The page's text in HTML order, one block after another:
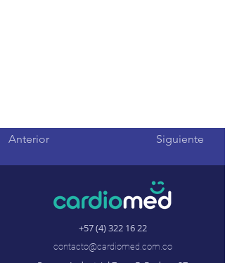
Anterior Siguiente
+57 (4) 322 16 22
contacto@cardiomed.com.co